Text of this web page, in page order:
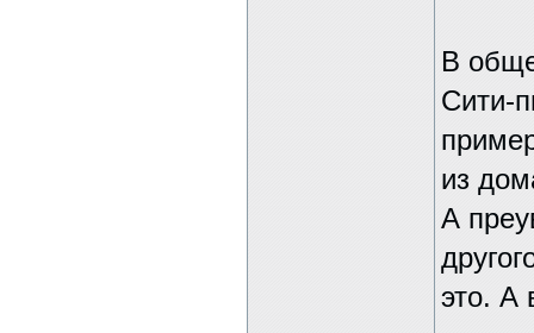
В
Сити-
из
А
это. А